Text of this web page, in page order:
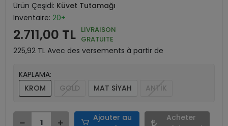
Ürün Çeşidi: Küvet Tutamağı
Inventaire: 20+
2.711,00 TL LIVRAISON
GRATUITE
225,92 TL Avec des versements à partir de
KAPLAMA:
KROM
GOLD MAT SİYAH ANTİK
Ajouter au
Acheter